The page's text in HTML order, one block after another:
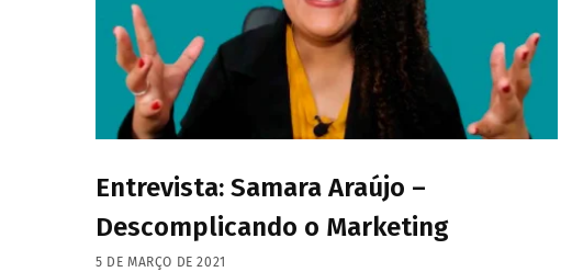
Entrevista: Samara Araújo –
Descomplicando o Marketing
5 DE MARÇO DE 2021